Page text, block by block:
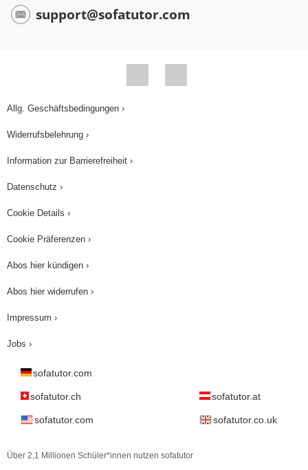
support@sofatutor.com
Allg. Geschäftsbedingungen ›
Widerrufsbelehrung ›
Information zur Barrierefreiheit ›
Datenschutz ›
Cookie Details ›
Cookie Präferenzen ›
Abos hier kündigen ›
Abos hier widerrufen ›
Impressum ›
Jobs ›
sofatutor.com
sofatutor.ch sofatutor.at
sofatutor.com sofatutor.co.uk
Über 2,1 Millionen Schüler*innen nutzen sofatutor